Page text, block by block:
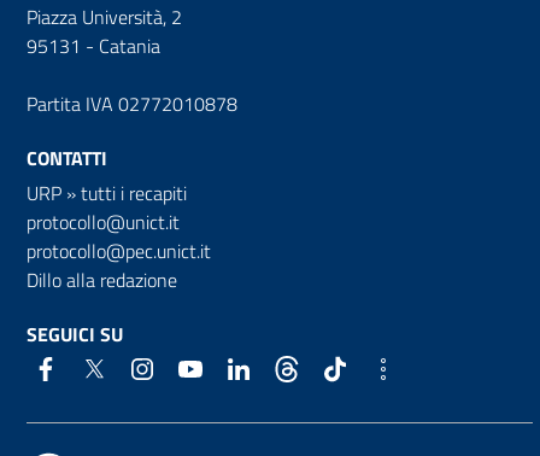
Piazza Università, 2
95131 - Catania
Partita IVA 02772010878
CONTATTI
URP »tutti i recapiti
protocollo@unict.it
protocollo@pec.unict.it
Dillo alla redazione
SEGUICI SU